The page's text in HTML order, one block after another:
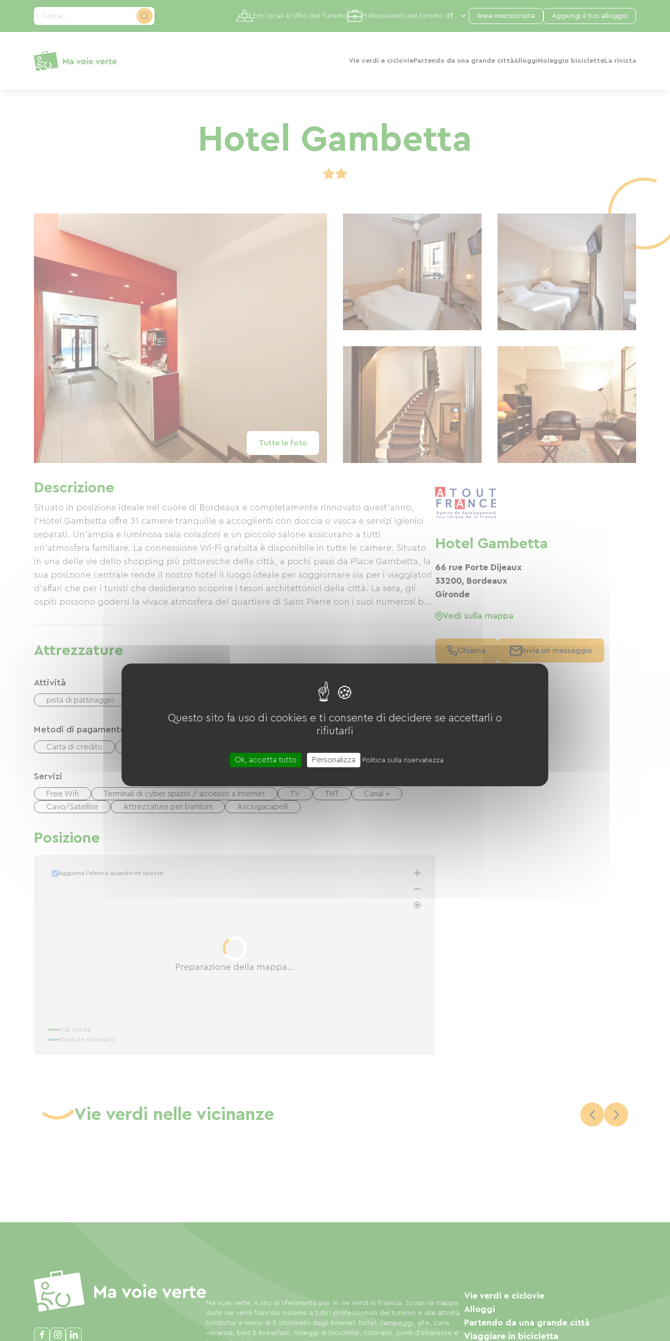
Cerca...
Vie verdi e ciclovie Partendo da una grande cittàAlloggi Noleggio biciclette La rivista
Enti locali e Uffici del Turismo Professionisti del turismo Area inserzionista Aggiungi il tuo alloggio
Hotel Gambetta
Tutte le foto
Descrizione
Situato in posizione ideale nel cuore di Bordeaux e completamente rinnovato quest'anno,
l'Hotel Gambetta offre 31 camere tranquille e accoglienti con doccia o vasca e servizi igienici
separati. Un'ampia e luminosa sala colazioni e un piccolo salone assicurano a tutti
un'atmosfera familiare. La connessione Wi-Fi gratuita è disponibile in tutte le camere. Situato
in una delle vie dello shopping più pittoresche della città, a pochi passi da Place Gambetta, la
sua posizione centrale rende il nostro hotel il luogo ideale per soggiornare sia per i viaggiatori
d'affari che per i turisti che desiderano scoprire i tesori architettonici della città. La sera, gli
ospiti possono godersi la vivace atmosfera del quartiere di Saint Pierre con i suoi numerosi bar
nelle immediate vicinanze rendono gli spostamenti facili per i nostri ospiti. Prenota ora su
www.hotel-gambetta.com
Attrezzature
Attività
pista di pattinaggio
Metodi di pagamento
Carta di credito
Servizi
Free Wifi Terminali di cyber spazio / accesso a Internet TV TNT
Canal +
Cavo/Satellite
Attrezzature per bambini Asciugacapelli
Posizione
Preparazione della mappa...
Aggiorna l'elenco quando mi sposto
Via verde
Grande itinerario
Hotel Gambetta
66 rue Porte Dijeaux
33200, Bordeaux
Gironde
Vedi sulla mappa
Chiama Invia un messaggio
Vie verdi nelle vicinanze
Ma voie verte, il sito di riferimento per le vie verdi in Francia. Scopri la mappa
delle vie verdi francesi insieme a tutti i professionisti del turismo e alle attività
turistiche a meno di 5 chilometri dagli itinerari: hotel, campeggi, gîte, case
vacanza, bed & breakfast, noleggi di biciclette, ristoranti, punti d'interesse e
Vie verdi e ciclovie
Alloggi
Partendo da una grande città
Viaggiare in bicicletta
Pannello di gestione dei cookies
Questo sito fa uso di cookies e ti consente di decidere se accettarli o
rifiutarli
Ok, accetta tutto Personalizza Politica sulla riservatezza